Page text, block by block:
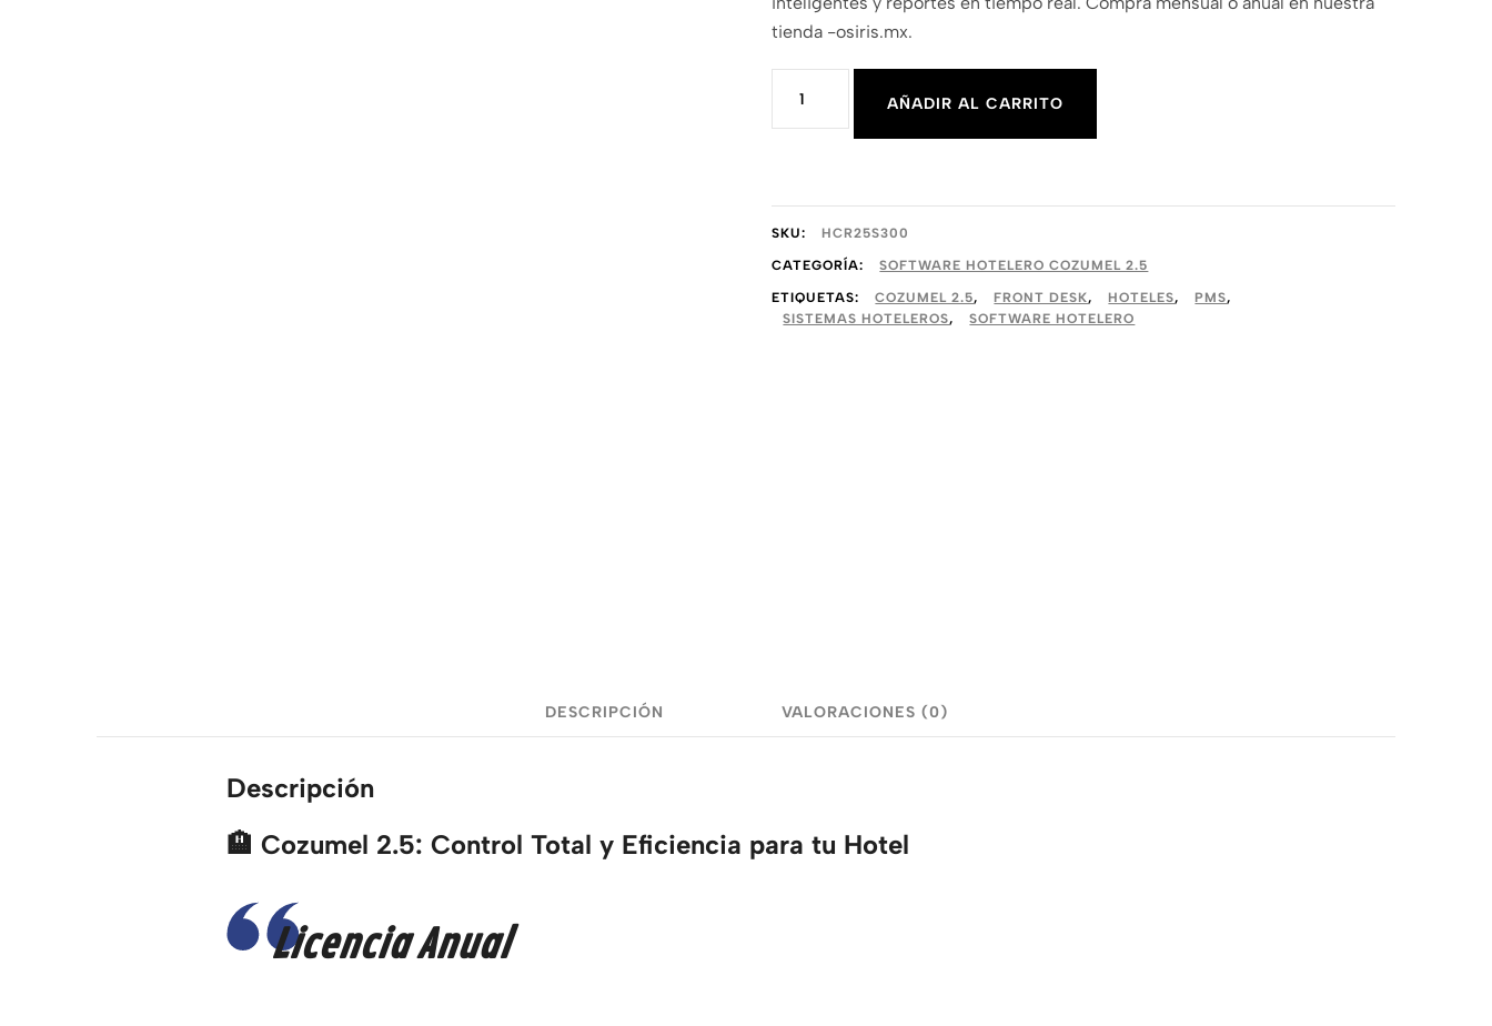
tienda -osiris.mx.
2.5
300
Habitaciones
cantidad
AÑADIR AL CARRITO
SKU: HCR25S300
CATEGORÍA: SOFTWARE HOTELERO COZUMEL 2.5
ETIQUETAS: COZUMEL 2.5, FRONT DESK, HOTELES, PMS,
SISTEMAS HOTELEROS, SOFTWARE HOTELERO
DESCRIPCIÓN VALORACIONES (0)
Descripción
🏨 Cozumel 2.5: Control Total y Eficiencia para tu Hotel
Licencia Anual